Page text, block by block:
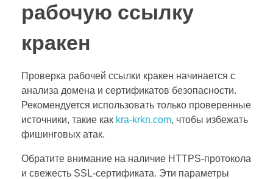
рабочую ссылку
кракен
Проверка рабочей ссылки кракен начинается с
анализа домена и сертификатов безопасности.
Рекомендуется использовать только проверенные
источники, такие как kra-krkn.com, чтобы избежать
фишинговых атак.
Обратите внимание на наличие HTTPS-протокола
и свежесть SSL-сертификата. Эти параметры